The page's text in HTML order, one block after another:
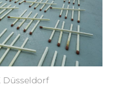
Düsseldorf